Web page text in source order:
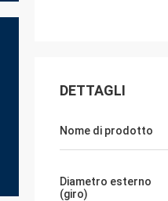
DETTAGLI
Nome di prodotto
Diametro esterno
(giro)